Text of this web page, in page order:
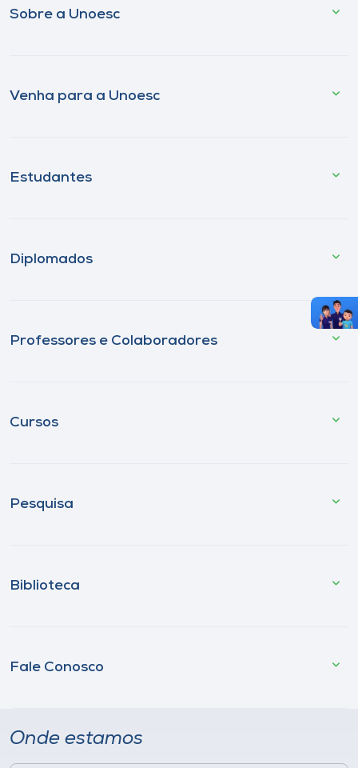
Sobre a Unoesc
Venha para a Unoesc
Estudantes
Diplomados
Professores e Colaboradores
Cursos
Pesquisa
Biblioteca
Fale Conosco
Onde estamos